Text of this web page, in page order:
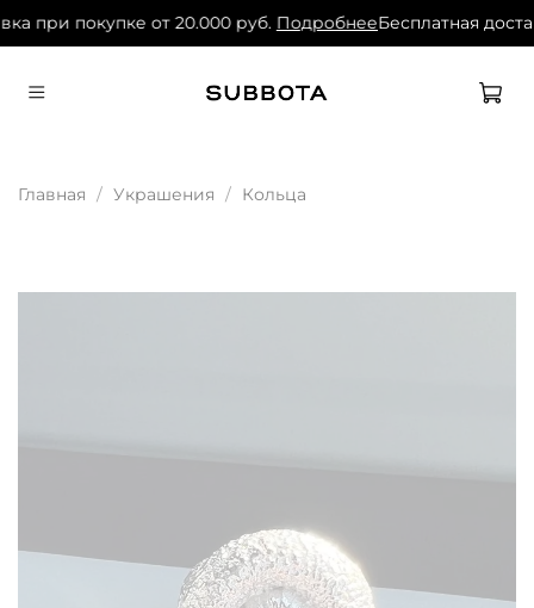
при покупке от 20.000 руб. ПодробнееБесплатная
Главная Украшения Кольца